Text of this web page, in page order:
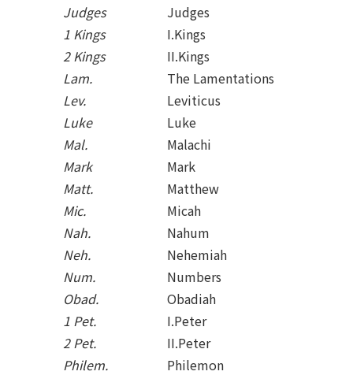
Judges
Judges
1 Kings
I.Kings
2 Kings
II.Kings
Lam.
The Lamentations
Lev.
Leviticus
Luke
Luke
Mal.
Malachi
Mark
Mark
Matt.
Matthew
Mic.
Micah
Nah.
Nahum
Neh.
Nehemiah
Num.
Numbers
Obad.
Obadiah
1 Pet.
I.Peter
2 Pet.
II.Peter
Philem.
Philemon